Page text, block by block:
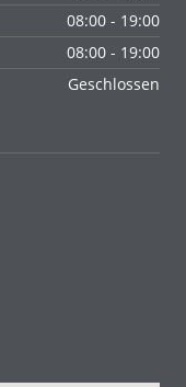
08:00 - 19:00
08:00 - 19:00
Geschlossen